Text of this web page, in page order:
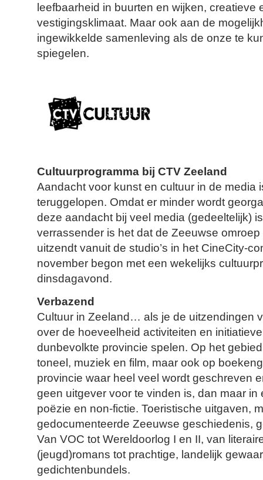
leefbaarheid in buurten en wijken, creatieve
vestigingsklimaat. Maar ook aan de
ingewikkelde samenleving als de onze te
spiegelen.
Cultuurprogramma bij CTV Zeeland
Aandacht voor kunst en cultuur in de media
teruggelopen. Omdat er minder wordt
deze aandacht bij veel media (gedeeltelijk)
verrassender is het dat de Zeeuwse omroep
uitzendt vanuit de studio’s in het CineCity-
november begon met een wekelijks
dinsdagavond.
Verbazend
Cultuur in Zeeland… als je de uitzendingen
over de hoeveelheid activiteiten en
dunbevolkte provincie spelen. Op het
toneel, muziek en film, maar ook op
provincie waar heel veel wordt geschreven
geen uitgever voor te vinden is, dan maar in
poëzie en non-fictie. Toeristische uitgaven,
gedocumenteerde Zeeuwse geschiedenis,
Van VOC tot Wereldoorlog I en II, van
(jeugd)romans tot prachtige, landelijk
gedichtenbundels.